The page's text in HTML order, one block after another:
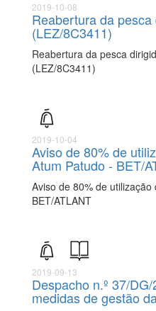
2019-10-08
Reabertura da
(LEZ/8C3411)
Reabertura da pesca
(LEZ/8C3411)
2019-10-04
Aviso de 80% de
Atum Patudo - BET/
Aviso de 80% de
BET/ATLANT
2019-09-13
Despacho n.º 37/
medidas de gestão